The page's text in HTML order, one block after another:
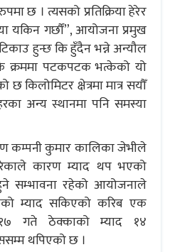
छ । त्यसको प्रतिक्रिया हेरेर
यकिन गर्छौं”, आयोजना प्रमुख
हुन्छ कि हुँदैन भन्ने अन्यौल
क्रममा पटकपटक भत्केको यो
किलोमिटर क्षेत्रमा मात्र सयौँ
अन्य स्थानमा पनि समस्या
कम्पनी कुमार कालिका जेभीले
कारण म्याद थप भएको
सम्भावना रहेको आयोजनाले
म्याद सकिएको करिब एक
गते ठेक्काको म्याद १४
थपिएको छ ।